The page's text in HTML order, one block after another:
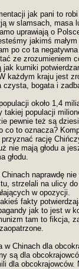
jak pani to
w slamsach, masa
uprawiają o
jakimś
po co ta
ze zrozumieniem
jak kurniki
każdym kraju jest
czysta, bogata i
około 1,4
takiej populacji
pewnie też są
co to oznacza?
rację
nie mają głodu a
głodu.
Chinach naprawdę
strzelali na ulicy
w opozycji.
fakty
jak to jest w
tam to fikcja,
w Chinach dla
są dla
dla